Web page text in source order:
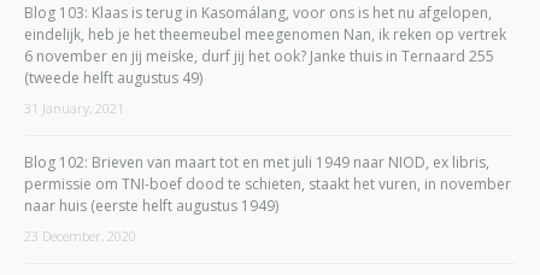
Blog 103: Klaas is terug in Kasomálang, voor ons is het nu afgelopen,
eindelijk, heb je het theemeubel meegenomen Nan, ik reken op vertrek
6 november en jij meiske, durf jij het ook? Janke thuis in Ternaard 255
(tweede helft augustus 49)
31 January, 2021
Blog 102: Brieven van maart tot en met juli 1949 naar NIOD, ex libris,
permissie om TNI-boef dood te schieten, staakt het vuren, in november
naar huis (eerste helft augustus 1949)
23 December, 2020